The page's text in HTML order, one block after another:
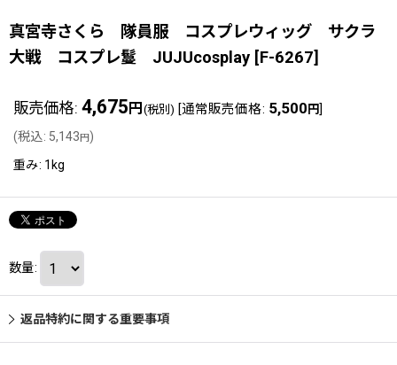
真宮寺さくら 隊員服 コスプレウィッグ サクラ
大戦 コスプレ鬘 JUJUcosplay [F-6267]
販売価格: 4,675 円 (税別) [通常販売価格: 5,500 円]
(税込: 5,143円)
重み: 1kg
数量:
返品特約に関する重要事項